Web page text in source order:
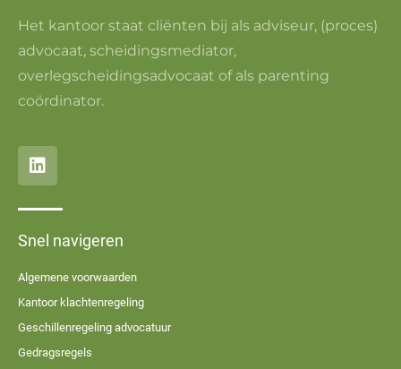
Het kantoor staat cliënten bij als adviseur, (proces)
advocaat, scheidingsmediator,
overlegscheidingsadvocaat of als parenting
coördinator.
Snel navigeren
Algemene voorwaarden
Kantoor klachtenregeling
Geschillenregeling advocatuur
Gedragsregels